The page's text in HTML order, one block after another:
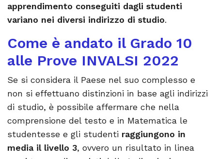
apprendimento conseguiti dagli studenti
variano nei diversi indirizzo di studio.
Come è andato il Grado 10
alle Prove INVALSI 2022
Se si considera il Paese nel suo complesso e
non si effettuano distinzioni in base agli indirizzi
di studio, è possibile affermare che nella
comprensione del testo e in Matematica le
studentesse e gli studenti raggiungono in
media il livello 3, ovvero un risultato in linea